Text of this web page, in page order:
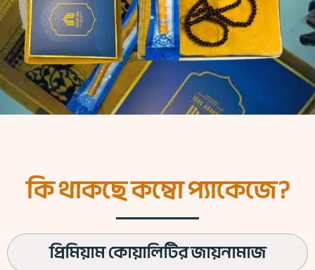
কি থাকছে কম্বো প্যাকেজে?
প্রিমিয়াম কোয়ালিটির জায়নামাজ